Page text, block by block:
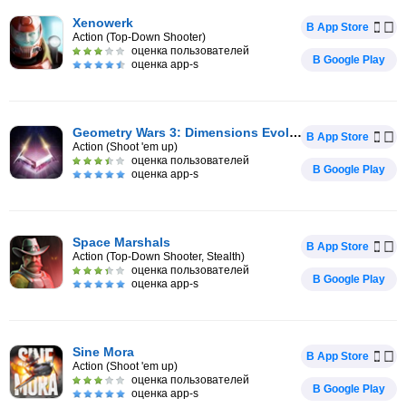
Xenowerk
Action (Top-Down Shooter)
оценка пользователей
оценка app-s
В App Store
В Google Play
Geometry Wars 3: Dimensions Evolved
Action (Shoot 'em up)
оценка пользователей
оценка app-s
В App Store
В Google Play
Space Marshals
Action (Top-Down Shooter, Stealth)
оценка пользователей
оценка app-s
В App Store
В Google Play
Sine Mora
Action (Shoot 'em up)
оценка пользователей
оценка app-s
В App Store
В Google Play